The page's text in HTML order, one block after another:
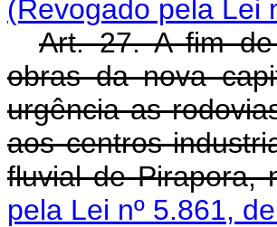
(Revogado pela Lei
Art. 27. A fim de
obras da nova
urgência as
aos centros
fluvial de Pirapora,
pela Lei nº 5.861,